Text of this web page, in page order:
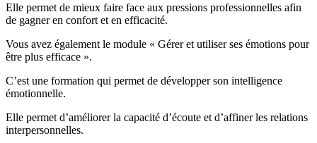
Elle permet de mieux faire face aux pressions professionnelles afin
de gagner en confort et en efficacité.
Vous avez également le module « Gérer et utiliser ses émotions pour
être plus efficace ».
C’est une formation qui permet de développer son intelligence
émotionnelle.
Elle permet d’améliorer la capacité d’écoute et d’affiner les relations
interpersonnelles.